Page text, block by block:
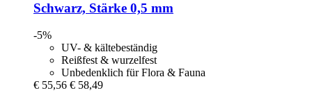
Schwarz, Stärke 0,5 mm
-5%
UV- & kältebeständig
Reißfest & wurzelfest
Unbedenklich für Flora & Fauna
€ 55,56 € 58,49